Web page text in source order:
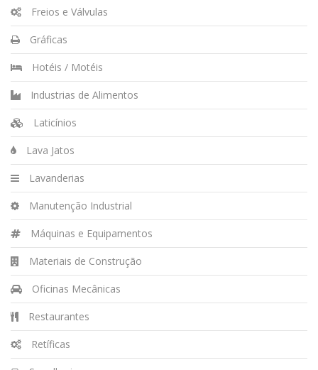
Freios e Válvulas
Gráficas
Hotéis / Motéis
Industrias de Alimentos
Laticínios
Lava Jatos
Lavanderias
Manutenção Industrial
Máquinas e Equipamentos
Materiais de Construção
Oficinas Mecânicas
Restaurantes
Retíficas